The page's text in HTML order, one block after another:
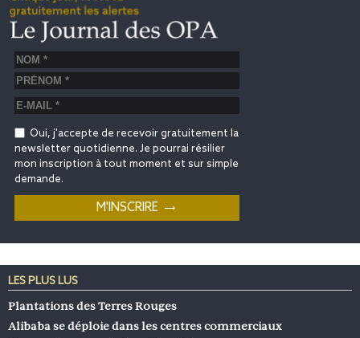
Oui, j'accepte de recevoir gratuitement la
newsletter quotidienne. Je pourrai résilier
mon inscription à tout moment et sur simple
demande.
LES PLUS LUS
Plantations des Terres Rouges
Alibaba se déploie dans les centres commerciaux